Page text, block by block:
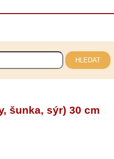
HLEDAT
šunka, sýr) 30 cm